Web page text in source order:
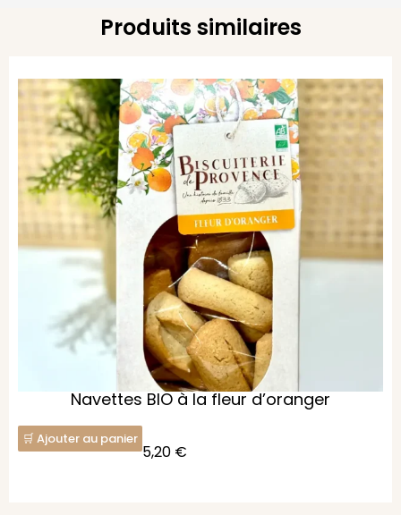
Produits similaires
Navettes BIO à la fleur d’oranger
Ajouter au panier
5,20 €